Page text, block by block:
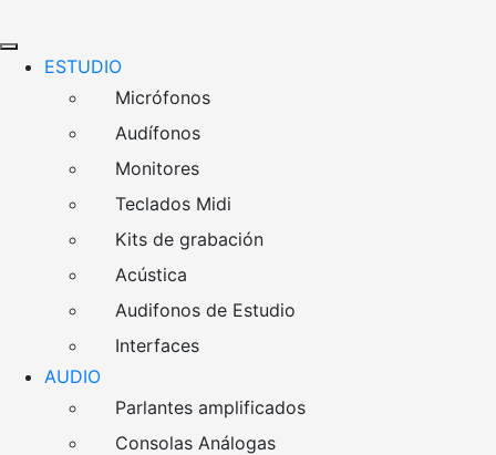
ESTUDIO
Micrófonos
Audífonos
Monitores
Teclados Midi
Kits de grabación
Acústica
Audifonos de Estudio
Interfaces
AUDIO
Parlantes amplificados
Consolas Análogas